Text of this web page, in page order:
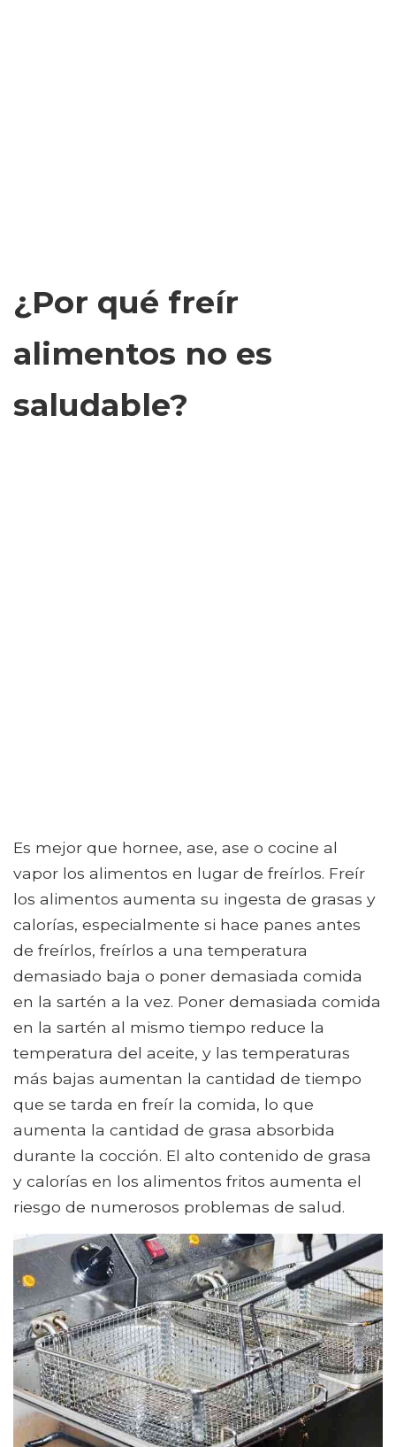
¿Por qué freír
alimentos no es
saludable?
Es mejor que hornee, ase, ase o cocine al
vapor los alimentos en lugar de freírlos. Freír
los alimentos aumenta su ingesta de grasas y
calorías, especialmente si hace panes antes
de freírlos, freírlos a una temperatura
demasiado baja o poner demasiada comida
en la sartén a la vez. Poner demasiada comida
en la sartén al mismo tiempo reduce la
temperatura del aceite, y las temperaturas
más bajas aumentan la cantidad de tiempo
que se tarda en freír la comida, lo que
aumenta la cantidad de grasa absorbida
durante la cocción. El alto contenido de grasa
y calorías en los alimentos fritos aumenta el
riesgo de numerosos problemas de salud.